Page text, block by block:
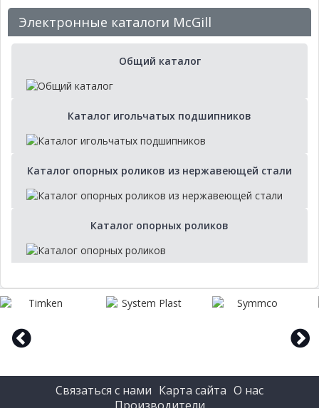
Электронные каталоги McGill
Общий каталог
Каталог игольчатых подшипников
Каталог опорных роликов из нержавеющей стали
Каталог опорных роликов
Связаться с нами Карта сайта О нас